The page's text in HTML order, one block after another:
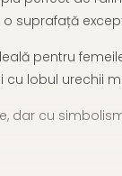
suprafață
pentru
lobul urechii
cu